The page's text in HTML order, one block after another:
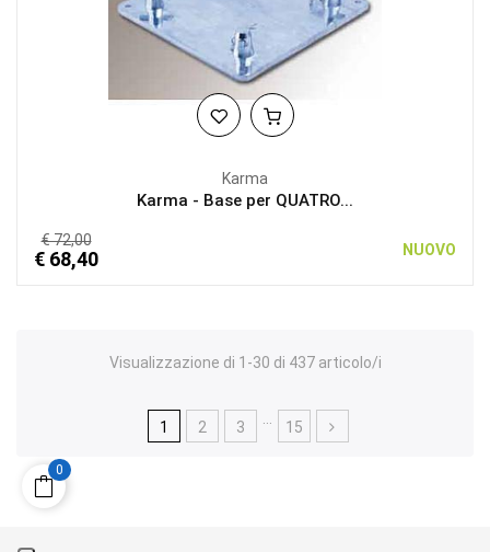
Karma
Karma - Base per QUATRO...
€ 72,00
€ 68,40 NUOVO
Visualizzazione di 1-30 di 437 articolo/i
1 2 3 15
0